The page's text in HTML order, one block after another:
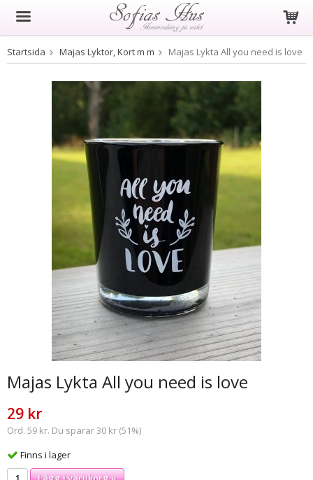
Produkten har blivit tillagd i varukorgen
Startsida Majas Lyktor, Kort m m Majas Lykta All you need is love
Majas Lykta All you need is love
29 kr
Ord. 59 kr. Du sparar 30 kr (51%)
Finns i lager